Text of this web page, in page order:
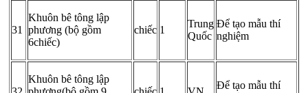
31
Khuôn bê tông lập
phương (bộ gồm
6chiếc)
chiếc 1
Trung
Quốc
Để tạo mẫu thí
nghiệm
Khuôn bê tông lập
Để tạo mẫu thí